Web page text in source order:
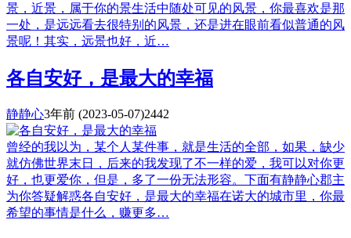
景，近景，属于你的景生活中随处可见的风景，你最喜欢是那
一处，是远远看去很特别的风景，还是进在眼前看似普通的风
景呢！其实，远景也好，近…
各自安好，是最大的幸福
静静心3年前 (2023-05-07)2442
曾经的我以为，某个人某件事，就是生活的全部，如果，缺少
就仿佛世界末日，后来的我发现了不一样的爱，我可以对你更
好，也更爱你，但是，多了一份无法形容。下面有静静心郡主
为你答疑解惑各自安好，是最大的幸福在诺大的城市里，你最
希望的事情是什么，赚更多…